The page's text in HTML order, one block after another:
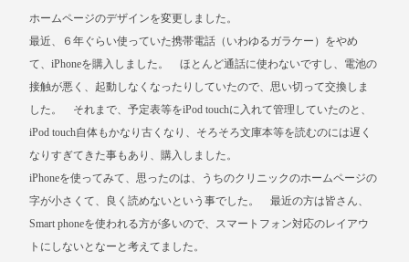
ホームページのデザインを変更しました。
最近、６年ぐらい使っていた携帯電話（いわゆるガラケー）をやめ
て、iPhoneを購入しました。 ほとんど通話に使わないですし、電池の
接触が悪く、起動しなくなったりしていたので、思い切って交換しま
した。 それまで、予定表等をiPod touchに入れて管理していたのと、
iPod touch自体もかなり古くなり、そろそろ文庫本等を読むのには遅く
なりすぎてきた事もあり、購入しました。
iPhoneを使ってみて、思ったのは、うちのクリニックのホームページの
字が小さくて、良く読めないという事でした。 最近の方は皆さん、
Smart phoneを使われる方が多いので、スマートフォン対応のレイアウ
トにしないとなーと考えてました。